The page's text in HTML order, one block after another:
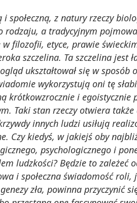
i społeczną, z natury rzeczy
rodzaju, a tradycyjnym
filozofii, etyce, prawie
szczelina. Ta szczelina jest
ukształtował się w sposób
wykorzystują oni tę
krótkowzrocznie i egoistycznie
Taki stan rzeczy otwiera
innych ludzi usiłują
Czy kiedyś, w jakiejś oby
psychologicznego i
ludzkości? Będzie to zależeć
i społeczna świadomość roli,
zła, powinna przyczynić